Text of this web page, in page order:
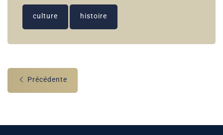
culture histoire
Précédente